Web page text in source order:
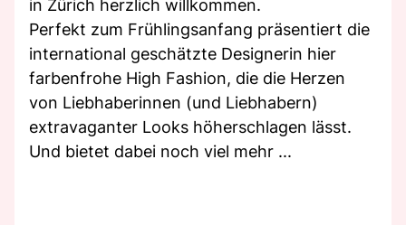
in Zürich herzlich willkommen.
Perfekt zum Frühlingsanfang präsentiert die
international geschätzte Designerin hier
farbenfrohe High Fashion, die die Herzen
von Liebhaberinnen (und Liebhabern)
extravaganter Looks höherschlagen lässt.
Und bietet dabei noch viel mehr ...